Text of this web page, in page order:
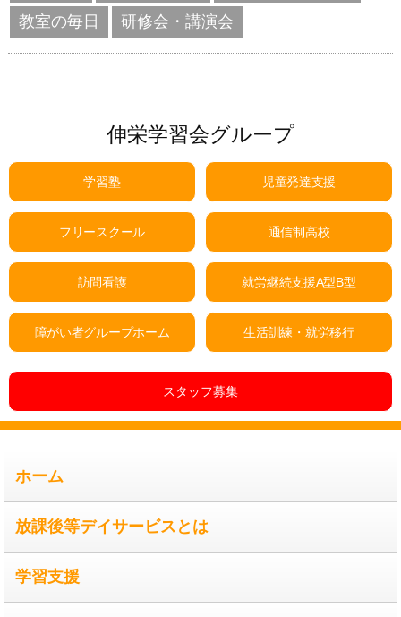
教室の毎日
研修会・講演会
伸栄学習会グループ
学習塾 児童発達支援
フリースクール 通信制高校
訪問看護 就労継続支援A型B型
障がい者グループホーム 生活訓練・就労移行
スタッフ募集
ホーム
放課後等デイサービスとは
学習支援